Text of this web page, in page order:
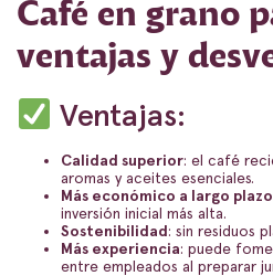
Café en grano
ventajas y
Ventajas:
Calidad superior: el café
aromas y aceites esenciales.
Más económico a largo plazo
inversión inicial más alta.
Sostenibilidad: sin residuos
Más experiencia: puede
entre empleados al preparar